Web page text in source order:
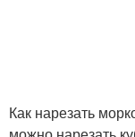
Как нарезать